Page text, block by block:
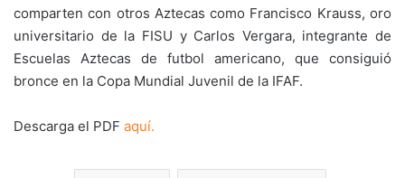
comparten con otros Aztecas como Francisco Krauss, oro
universitario de la FISU y Carlos Vergara, integrante de
Escuelas Aztecas de futbol americano, que consiguió
bronce en la Copa Mundial Juvenil de la IFAF.
Descarga el PDF aquí.